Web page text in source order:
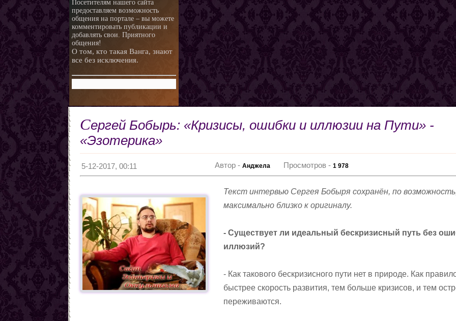
Посетителям нашего сайта
предоставляем возможность
общения на портале – вы можете
комментировать публикации и
добавлять свои. Приятного
общения!
О том, кто такая Ванга, знают
все без исключения.
Сергей Бобырь: «Кризисы, ошибки и иллюзии на Пути» -
«Эзотерика»
Автор -Анджела Просмотров -1 978
5-12-2017, 00:11
Текст интервью Сергея Бобыря сохранён, по
максимально близко к оригиналу.
- Существует ли идеальный бескризисный путь без
иллюзий?
- Как такового бескризисного пути нет в природе. Как
быстрее скорость развития, тем больше кризисов, и тем
переживаются.